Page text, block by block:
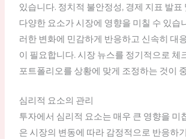
있습니다. 정치적 불안정성, 경제 지표 발표
다양한 요소가 시장에 영향을 미칠 수 있습
러한 변화에 민감하게 반응하고 신속히 대
이 필요합니다. 시장 뉴스를 정기적으로 체
포트폴리오를 상황에 맞게 조정하는 것이
심리적 요소의 관리
투자에서 심리적 요소는 매우 큰 영향을 미
은 시장의 변동에 따라 감정적으로 반응하